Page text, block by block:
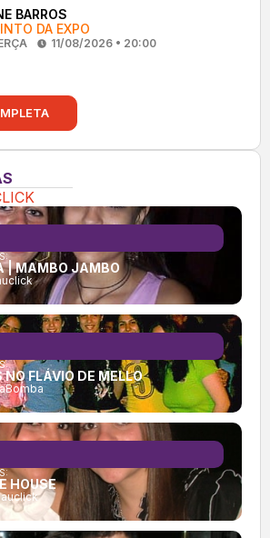
BARROS
DA EXPO
11/08/2026 • 20:00
| MAMBO JAMBO
FLÁVIO DE MELLO
HOUSE